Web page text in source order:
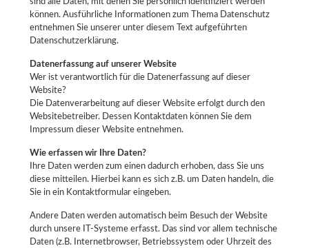
können. Ausführliche Informationen zum Thema Datenschutz
entnehmen Sie unserer unter diesem Text aufgeführten
Datenschutzerklärung.
Datenerfassung auf unserer Website
Wer ist verantwortlich für die Datenerfassung auf dieser
Website?
Die Datenverarbeitung auf dieser Website erfolgt durch den
Websitebetreiber. Dessen Kontaktdaten können Sie dem
Impressum dieser Website entnehmen.
Wie erfassen wir Ihre Daten?
Ihre Daten werden zum einen dadurch erhoben, dass Sie uns
diese mitteilen. Hierbei kann es sich z.B. um Daten handeln, die
Sie in ein Kontaktformular eingeben.
Andere Daten werden automatisch beim Besuch der Website
durch unsere IT-Systeme erfasst. Das sind vor allem technische
Daten (z.B. Internetbrowser, Betriebssystem oder Uhrzeit des